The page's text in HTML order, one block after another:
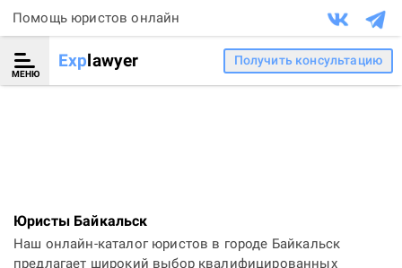
Помощь юристов онлайн
МЕНЮ
Explawyer Получить консультацию
Юристы Байкальск
Наш онлайн-каталог юристов в городе Байкальск
предлагает широкий выбор квалифицированных